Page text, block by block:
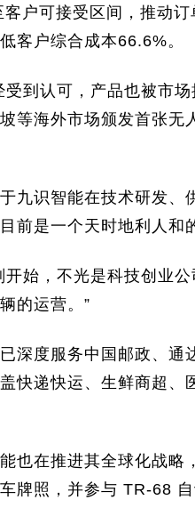
户可接受区间，推动
客户综合成本66.6%。
受到认可，产品也被市
等海外市场颁发首张
九识智能在技术研发
前是一个天时地利人和
开始，不光是科技创业
的运营。”
深度服务中国邮政、
快递快运、生鲜商超
也在推进其全球化战
牌照，并参与 TR-68